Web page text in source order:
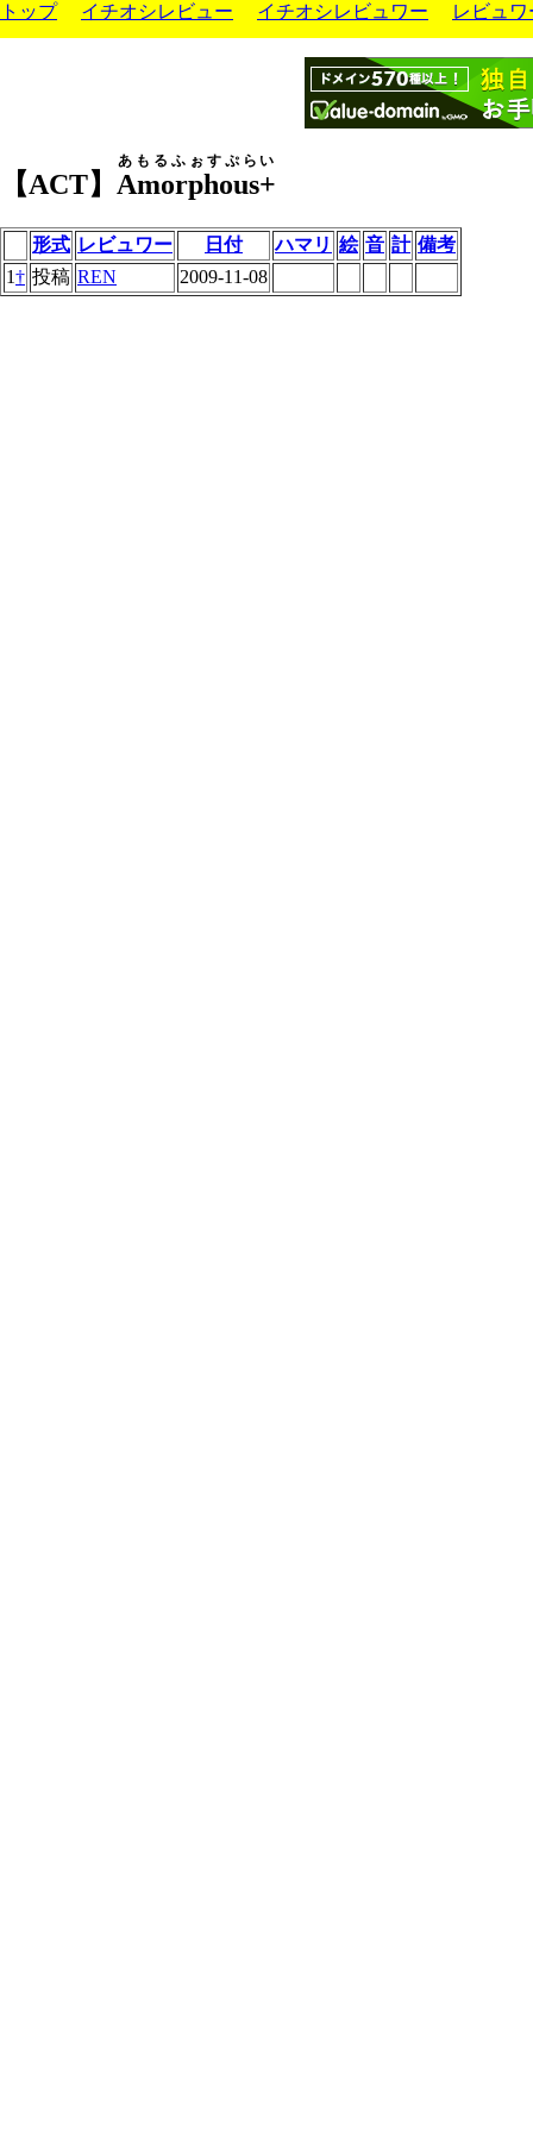
トップ イチオシレビュー イチオシレビュワー レビュワ
【ACT】 Amorphous+
あもるふぉすぷらい
形式 レビュワー 日付 ハマリ 絵 音 計 備考
1† 投稿 REN 2009-11-08